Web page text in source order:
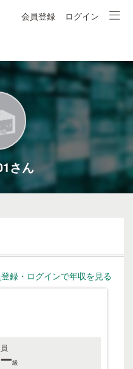
会員登録 ログイン
さん
録・ログインで年収を見る
級